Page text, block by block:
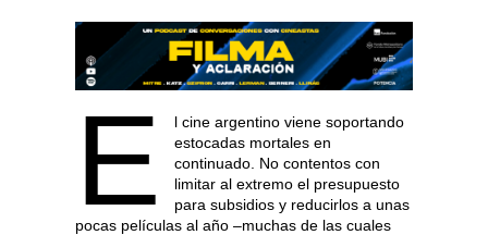
E
l cine argentino viene soportando
estocadas mortales en
continuado. No contentos con
limitar al extremo el presupuesto
para subsidios y reducirlos a unas
pocas películas al año –muchas de las cuales